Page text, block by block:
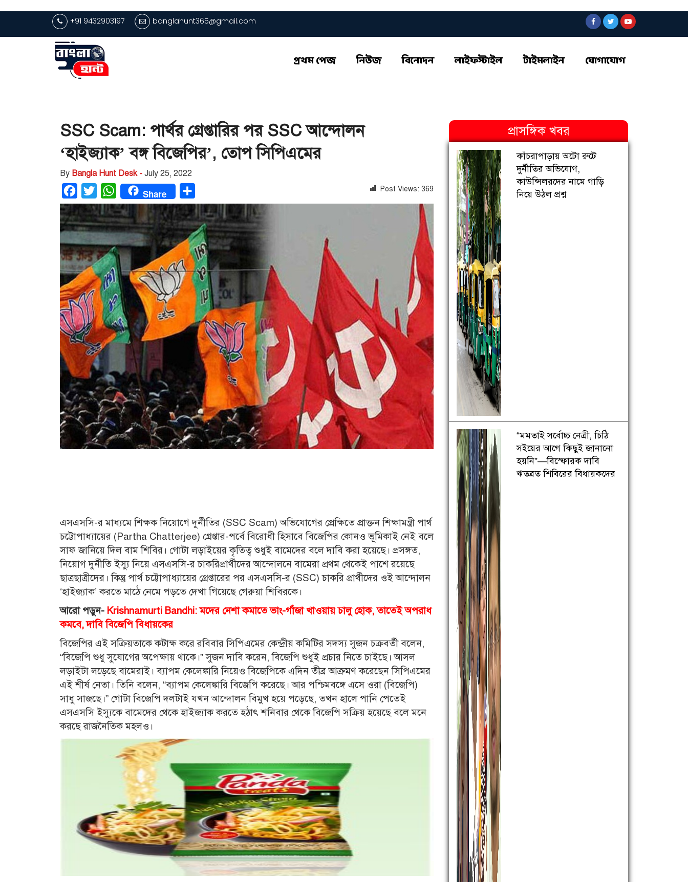
+91 9432903197 banglahunt365@gmail.com
প্রথম পেজ নিউজ বিনোদন লাইফস্টাইল টাইমলাইন যোগাযোগ
SSC Scam: পার্থর গ্রেপ্তারির পর SSC আন্দোলন
‘হাইজ্যাক’ বঙ্গ বিজেপির’, তোপ সিপিএমের
By Bangla Hunt Desk - July 25, 2022
Facebook
Twitter WhatsAppShare Post Views: 369
এসএসসি-র মাধ‌্যমে শিক্ষক নিয়োগে দুর্নীতির (SSC Scam) অভিযোগের প্রেক্ষিতে প্রাক্তন শিক্ষামন্ত্রী পার্থ
চট্টোপাধ‌্যায়ের (Partha Chatterjee) গ্রেপ্তার-পর্বে বিরোধী হিসাবে বিজেপির কোনও ভূমিকাই নেই বলে
সাফ জানিয়ে দিল বাম শিবির। গোটা লড়াইয়ের কৃতিত্ব শুধুই বামেদের বলে দাবি করা হয়েছে। প্রসঙ্গত,
নিয়োগ দুর্নীতি ইস্যু নিয়ে এসএসসি-র চাকরিপ্রার্থীদের আন্দোলনে বামেরা প্রথম থেকেই পাশে রয়েছে
ছাত্রছাত্রীদের। কিন্তু পার্থ চট্টোপাধ‌্যায়ের গ্রেপ্তারের পর এসএসসি-র (SSC) চাকরি প্রার্থীদের ওই আন্দোলন
‘হাইজ্যাক’ করতে মাঠে নেমে পড়তে দেখা গিয়েছে গেরুয়া শিবিরকে।
আরো পড়ুন- Krishnamurti Bandhi: মদের নেশা কমাতে ভাং-গাঁজা খাওয়ায় চালু হোক, তাতেই অপরাধ
কমবে, দাবি বিজেপি বিধায়কের
বিজেপির এই সক্রিয়তাকে কটাক্ষ করে রবিবার সিপিএমের কেন্দ্রীয় কমিটির সদস্য সুজন চক্রবর্তী বলেন,
“বিজেপি শুধু সুযোগের অপেক্ষায় থাকে।” সুজন দাবি করেন, বিজেপি শুধুই প্রচার নিতে চাইছে। আসল
লড়াইটা লড়েছে বামেরাই। ব্যাপম কেলেঙ্কারি নিয়েও বিজেপিকে এদিন তীব্র আক্রমণ করেছেন সিপিএমের
এই শীর্ষ নেতা। তিনি বলেন, “ব্যাপম কেলেঙ্কারি বিজেপি করেছে। আর পশ্চিমবঙ্গে এসে ওরা (বিজেপি)
সাধু সাজছে।” গোটা বিজেপি দলটাই যখন আন্দোলন বিমুখ হয়ে পড়েছে, তখন হালে পানি পেতেই
এসএসসি ইস্যুকে বামেদের থেকে হাইজ্যাক করতে হঠাৎ শনিবার থেকে বিজেপি সক্রিয় হয়েছে বলে মনে
করছে রাজনৈতিক মহলও।
প্রাসঙ্গিক খবর
কাঁচরাপাড়ায় অটো রুটে
দুর্নীতির অভিযোগ,
কাউন্সিলরদের নামে গাড়ি
নিয়ে উঠল প্রশ্ন
“মমতাই সর্বোচ্চ নেত্রী, চিঠি
সইয়ের আগে কিছুই জানানো
হয়নি”—বিস্ফোরক দাবি
ঋতব্রত শিবিরের বিধায়কদের